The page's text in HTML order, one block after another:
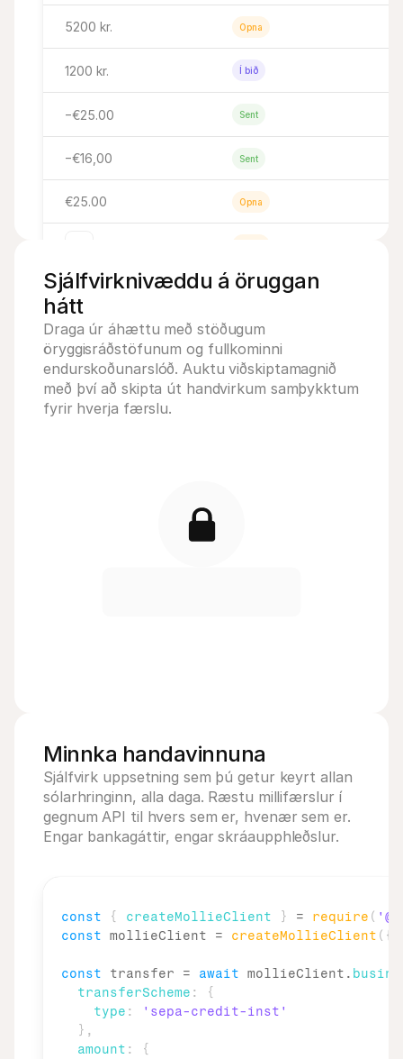
5200 kr. Opna
1200 kr. Í bið
−€25.00 Sent
−€16,00 Sent
€25.00 Opna
Sjálfvirknivæddu á öruggan
hátt
Draga úr áhættu með stöðugum
öryggisráðstöfunum og fullkominni
endurskoðunarslóð. Auktu viðskiptamagnið
með því að skipta út handvirkum samþykktum
fyrir hverja færslu.
Minnka handavinnuna
Sjálfvirk uppsetning sem þú getur keyrt allan
sólarhringinn, alla daga. Ræstu millifærslur í
gegnum API til hvers sem er, hvenær sem er.
Engar bankagáttir, engar skráaupphleðslur.
const { createMollieClient } = require (
const mollieClient = createMollieClient ( {
const transfer = await mollieClient .
transferScheme :
{
type :
'sepa-credit-inst'
} ,
amount : {